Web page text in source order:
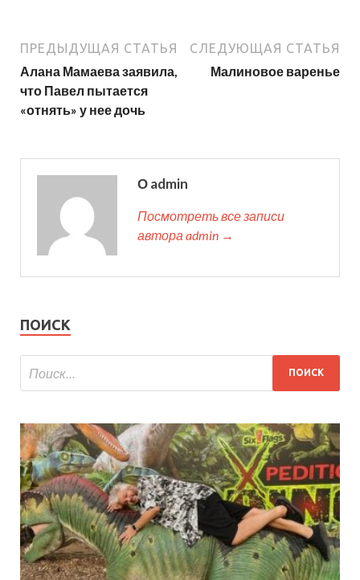
ПРЕДЫДУЩАЯ СТАТЬЯ
Алана Мамаева заявила,
что Павел пытается
«отнять» у нее дочь
СЛЕДУЮЩАЯ СТАТЬЯ
Малиновое варенье
О admin
Посмотреть все записи
автора admin →
ПОИСК